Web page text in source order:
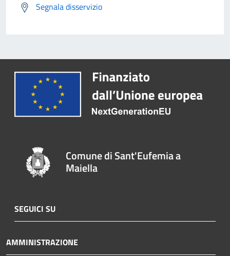
Segnala disservizio
Comune di Sant'Eufemia a
Maiella
SEGUICI SU
AMMINISTRAZIONE